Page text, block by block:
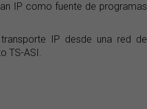
IP como fuente de programas
IP desde una red de
TS-ASI.